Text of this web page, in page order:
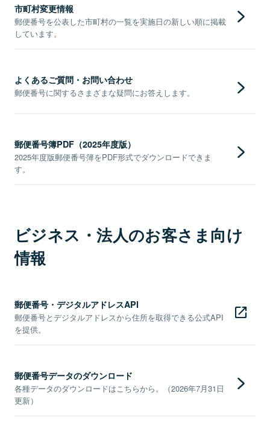
市町村変更情報
郵便番号を公表した市町村の一覧を実施日の新しい順に掲載
しています。
よくあるご質問・お問い合わせ
郵便番号に関するさまざまな疑問にお答えします。
郵便番号簿PDF（2025年度版）
2025年度版郵便番号簿をPDF形式でダウンロードできま
す。
ビジネス・法人のお客さま向け
情報
郵便番号・デジタルアドレスAPI
郵便番号とデジタルアドレスから住所を取得できる公式API
を提供。
郵便番号データのダウンロード
各種データのダウンロードはこちらから。（2026年7月31日
更新）